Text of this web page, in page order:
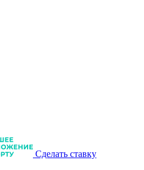
Сделать ставку